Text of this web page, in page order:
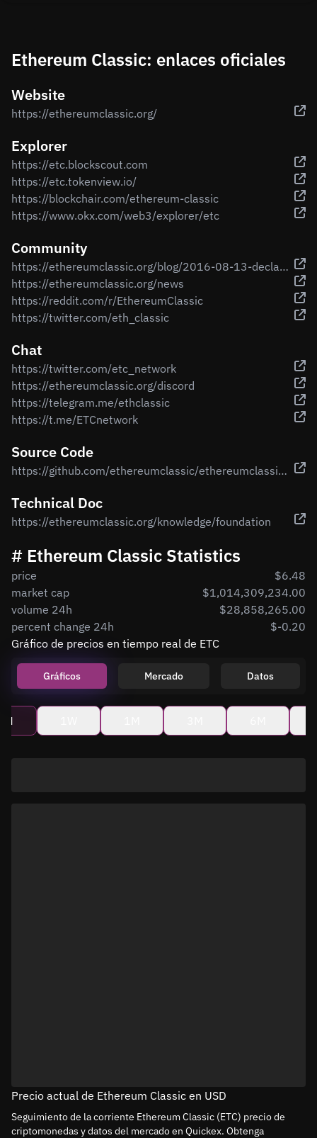
Ethereum Classic: enlaces oficiales
Website
https://ethereumclassic.org/
Explorer
https://etc.blockscout.com
https://etc.tokenview.io/
https://blockchair.com/ethereum-classic
https://www.okx.com/web3/explorer/etc
Community
https://ethereumclassic.org/blog/2016-08-13-declaration-of-independence
https://ethereumclassic.org/news
https://reddit.com/r/EthereumClassic
https://twitter.com/eth_classic
Chat
https://twitter.com/etc_network
https://ethereumclassic.org/discord
https://telegram.me/ethclassic
https://t.me/ETCnetwork
Source Code
https://github.com/ethereumclassic/ethereumclassic.github.io
Technical Doc
https://ethereumclassic.org/knowledge/foundation
# Ethereum Classic Statistics
price
$6.48
market cap
$1,014,309,234.00
volume 24h
$28,858,265.00
percent change 24h
$-0.20
Gráfico de precios en tiempo real de ETC
Gráficos Mercado Datos
Precio actual de Ethereum Classic en USD
Seguimiento de la corriente Ethereum Classic (ETC) precio de
criptomonedas y datos del mercado en Quickex. Obtenga